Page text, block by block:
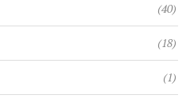
(40)
(18)
(1)